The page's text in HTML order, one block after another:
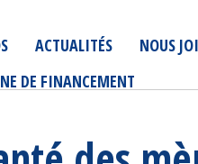
ACTUALITÉS NOUS
DE FINANCEMENT